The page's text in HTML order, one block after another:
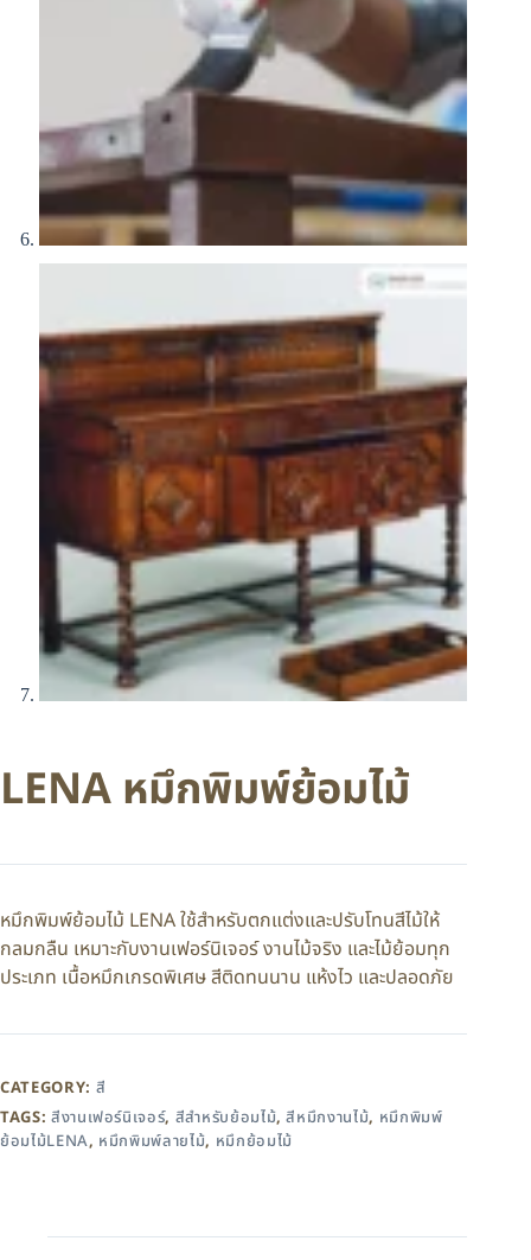
LENA หมึกพิมพ์ย้อมไม้
หมึกพิมพ์ย้อมไม้ LENA ใช้สำหรับตกแต่งและปรับโทนสีไม้ให้
กลมกลืน เหมาะกับงานเฟอร์นิเจอร์ งานไม้จริง และไม้ย้อมทุก
ประเภท เนื้อหมึกเกรดพิเศษ สีติดทนนาน แห้งไว และปลอดภัย
CATEGORY: สี
TAGS: สีงานเฟอร์นิเจอร์, สีสำหรับย้อมไม้,สีหมึกงานไม้, หมึกพิมพ์
ย้อมไม้LENA, หมึกพิมพ์ลายไม้, หมึกย้อมไม้